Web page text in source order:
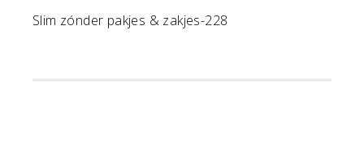
Slim zónder pakjes & zakjes-228